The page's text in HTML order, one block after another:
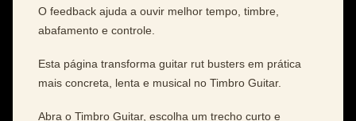
O feedback ajuda a ouvir melhor tempo, timbre,
abafamento e controle.
Esta página transforma guitar rut busters em prática
mais concreta, lenta e musical no Timbro Guitar.
Abra o Timbro Guitar, escolha um trecho curto e